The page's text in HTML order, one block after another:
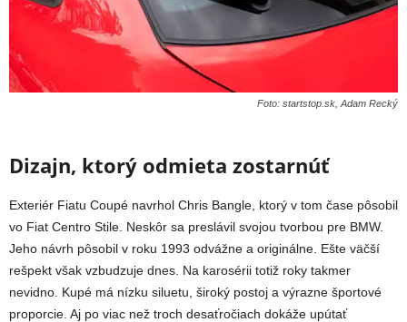
Foto: startstop.sk, Adam Recký
Dizajn, ktorý odmieta zostarnúť
Exteriér Fiatu Coupé navrhol Chris Bangle, ktorý v tom čase pôsobil
vo Fiat Centro Stile. Neskôr sa preslávil svojou tvorbou pre BMW.
Jeho návrh pôsobil v roku 1993 odvážne a originálne. Ešte väčší
rešpekt však vzbudzuje dnes. Na karosérii totiž roky takmer
nevidno. Kupé má nízku siluetu, široký postoj a výrazne športové
proporcie. Aj po viac než troch desaťročiach dokáže upútať